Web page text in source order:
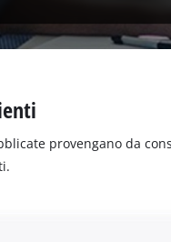
provengano da